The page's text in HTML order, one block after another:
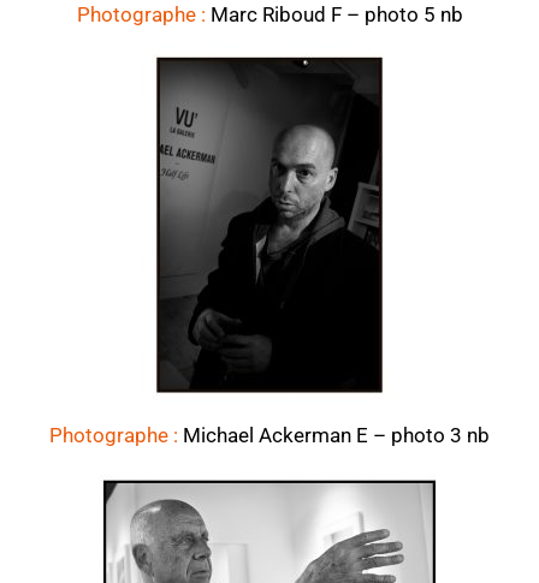
Photographe : Marc Riboud F – photo 5 nb
Photographe : Michael Ackerman E – photo 3 nb